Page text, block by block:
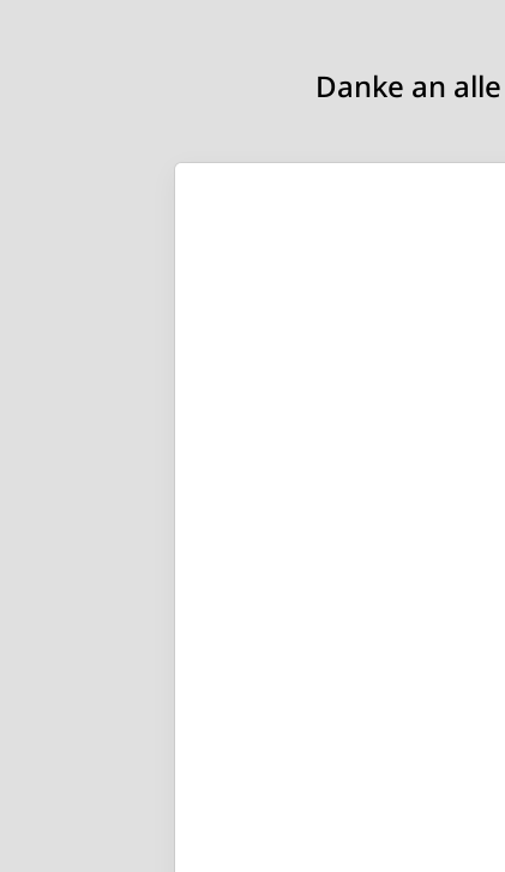
Danke an